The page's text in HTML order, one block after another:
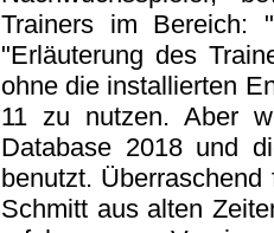
Trainers im Bereich:
"Erläuterung des
ohne die installierten
11 zu nutzen. Aber
Database 2018 und
benutzt.
Schmitt aus alten